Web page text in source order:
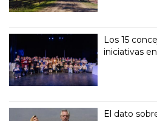
Los 15
iniciativas
El dato